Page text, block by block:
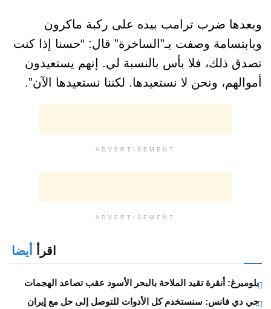
وبعدها ضرب ترامب بيده على ركبة ماكرون
وبابتسامة وصفت بـ”الساخرة” قال: “حسنا إذا كنت
تصدق ذلك، فلا بأس بالنسبة لي. إنهم يستعيدون
أموالهم، ونحن لا نستعيدها. لكننا نستعيدها الآن”.
ADVERTISEMENT
ADVERTISEMENT
اقرأ أيضا
بلومبرغ: أنقرة تقيد الملاحة بالبحر الأسود عقب تصاعد الهجمات
جي دي فانس: سنستخدم كل الأدوات للتوصل إلى حل مع إيران